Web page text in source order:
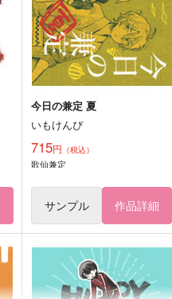
今日の兼定 夏
いもけんぴ
715円 （税込）
歌仙兼定
サンプル 作品詳細